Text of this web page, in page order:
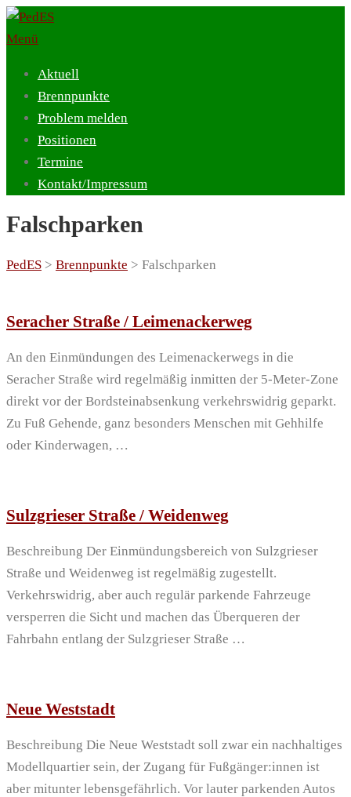
Zum
Inhalt
Menü
Aktuell
Brennpunkte
Problem melden
Positionen
Termine
Kontakt/Impressum
Falschparken
PedES > Brennpunkte > Falschparken
Seracher Straße / Leimenackerweg
An den Einmündungen des Leimenackerwegs in die
Seracher Straße wird regelmäßig inmitten der 5-Meter-Zone
direkt vor der Bordsteinabsenkung verkehrswidrig geparkt.
Zu Fuß Gehende, ganz besonders Menschen mit Gehhilfe
oder Kinderwagen, …
Sulzgrieser Straße / Weidenweg
Beschreibung Der Einmündungsbereich von Sulzgrieser
Straße und Weidenweg ist regelmäßig zugestellt.
Verkehrswidrig, aber auch regulär parkende Fahrzeuge
versperren die Sicht und machen das Überqueren der
Fahrbahn entlang der Sulzgrieser Straße …
Neue Weststadt
Beschreibung Die Neue Weststadt soll zwar ein nachhaltiges
Modellquartier sein, der Zugang für Fußgänger:innen ist
aber mitunter lebensgefährlich. Vor lauter parkenden Autos